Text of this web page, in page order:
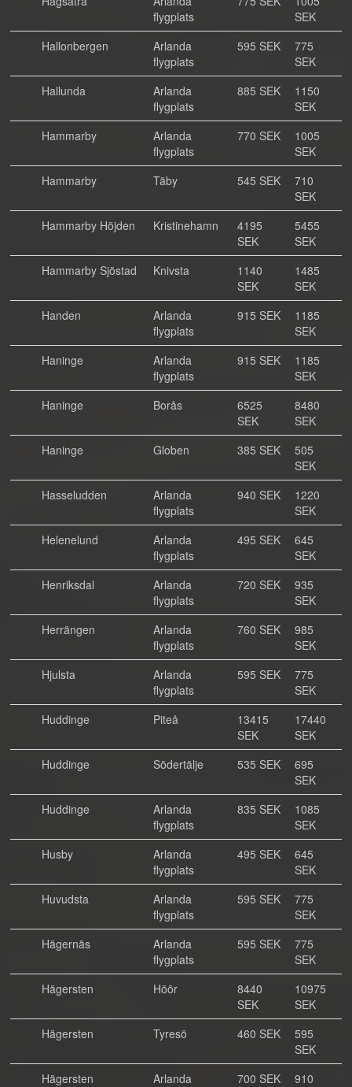
flygplats
SEK
Hallonbergen
Arlanda
flygplats
595 SEK
775
SEK
Hallunda
Arlanda
flygplats
885 SEK
1150
SEK
Hammarby
Arlanda
flygplats
770 SEK
1005
SEK
Hammarby
Täby 545 SEK
710
SEK
Hammarby Höjden
Kristinehamn
4195
SEK
5455
SEK
Hammarby Sjöstad
Knivsta
1140
SEK
1485
SEK
Handen
Arlanda
flygplats
915 SEK
1185
SEK
Haninge
Arlanda
flygplats
915 SEK
1185
SEK
Haninge
Borås
6525
SEK
8480
SEK
Haninge
Globen 385 SEK
505
SEK
Hasseludden
Arlanda
flygplats
940 SEK
1220
SEK
Helenelund
Arlanda
flygplats
495 SEK
645
SEK
Henriksdal
Arlanda
flygplats
720 SEK
935
SEK
Herrängen
Arlanda
flygplats
760 SEK
985
SEK
Hjulsta
Arlanda
flygplats
595 SEK
775
SEK
Huddinge
Piteå
13415
SEK
17440
SEK
Huddinge
Södertälje 535 SEK
695
SEK
Huddinge
Arlanda
flygplats
835 SEK
1085
SEK
Husby
Arlanda
flygplats
495 SEK
645
SEK
Huvudsta
Arlanda
flygplats
595 SEK
775
SEK
Hägernäs
Arlanda
flygplats
595 SEK
775
SEK
Hägersten
Höör
8440
SEK
10975
SEK
Hägersten
Tyresö 460 SEK
595
SEK
Hägersten
Arlanda
700 SEK
910